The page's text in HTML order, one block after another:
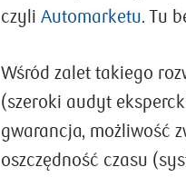
czyliAutomarketu. Tu
Wśród zalet takiego
(szeroki audyt
gwarancja, możliwość
oszczędność czasu